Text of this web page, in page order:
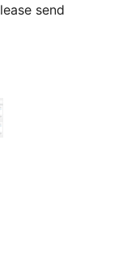
send